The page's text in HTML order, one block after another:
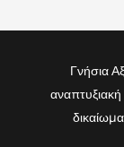
Γνήσια
αναπτυξιακή